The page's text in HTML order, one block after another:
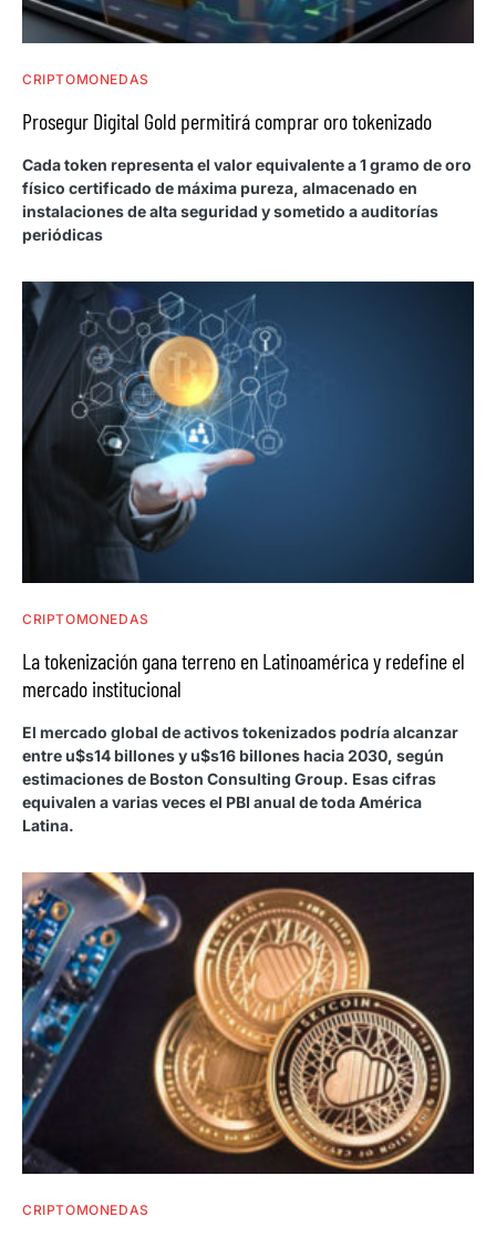
CRIPTOMONEDAS
Prosegur Digital Gold permitirá comprar oro tokenizado
Cada token representa el valor equivalente a 1 gramo de oro
físico certificado de máxima pureza, almacenado en
instalaciones de alta seguridad y sometido a auditorías
periódicas
CRIPTOMONEDAS
La tokenización gana terreno en Latinoamérica y redefine el
mercado institucional
El mercado global de activos tokenizados podría alcanzar
entre u$s14 billones y u$s16 billones hacia 2030, según
estimaciones de Boston Consulting Group. Esas cifras
equivalen a varias veces el PBI anual de toda América
Latina.
CRIPTOMONEDAS